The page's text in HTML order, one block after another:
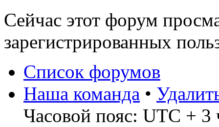
Сейчас этот форум
зарегистрированных
Список форумов
Наша команда •
Часовой пояс: UTC + 3